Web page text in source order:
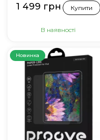
1 499 грн Купити
В наявності
Новинка